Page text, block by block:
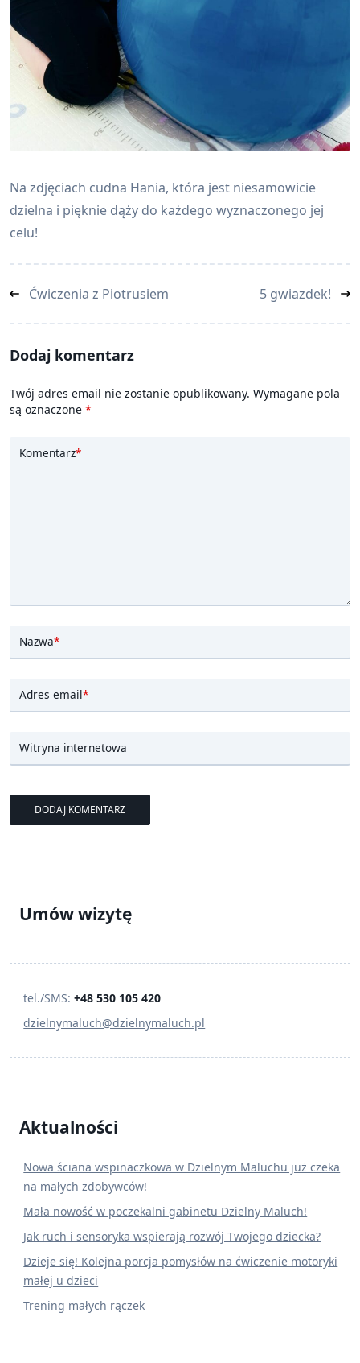
Na zdjęciach cudna Hania, która jest niesamowicie
dzielna i pięknie dąży do każdego wyznaczonego jej
celu!
<span
screen-
text">Page</span>
Ćwiczenia z Piotrusiem 5 gwiazdek!
Dodaj komentarz
Twój adres email nie zostanie opublikowany. Wymagane pola
są oznaczone *
Komentarz*
Nazwa*
Adres email*
Witryna internetowa
Umów wizytę
tel./SMS:+48 530 105 420
dzielnymaluch@dzielnymaluch.pl
Aktualności
Nowa ściana wspinaczkowa w Dzielnym Maluchu już czeka
na małych zdobywców!
Mała nowość w poczekalni gabinetu Dzielny Maluch!
Jak ruch i sensoryka wspierają rozwój Twojego dziecka?
Dzieje się! Kolejna porcja pomysłów na ćwiczenie motoryki
małej u dzieci
Trening małych rączek